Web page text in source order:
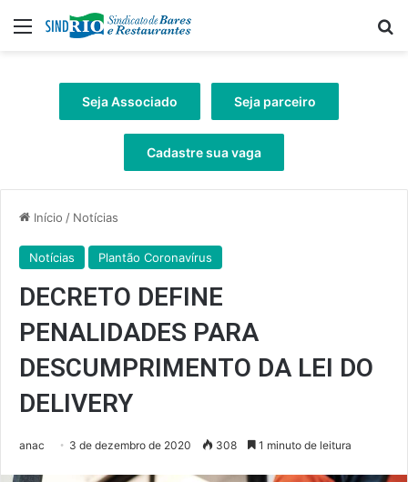
Menu
Seja Associado Seja parceiro
Cadastre sua vaga
Início / Notícias
Notícias Plantão Coronavírus
DECRETO DEFINE
PENALIDADES PARA
DESCUMPRIMENTO DA LEI DO
DELIVERY
anac 3 de dezembro de 2020 308 1 minuto de leitura